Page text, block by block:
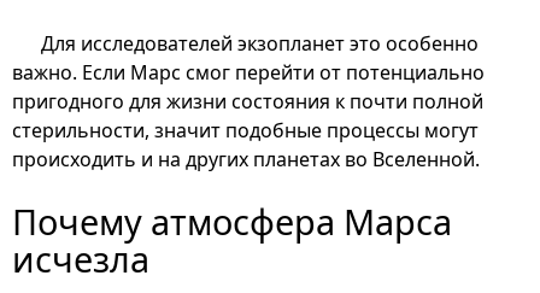
Для исследователей экзопланет это особенно
важно. Если Марс смог перейти от потенциально
пригодного для жизни состояния к почти полной
стерильности, значит подобные процессы могут
происходить и на других планетах во Вселенной.
Почему атмосфера Марса
исчезла